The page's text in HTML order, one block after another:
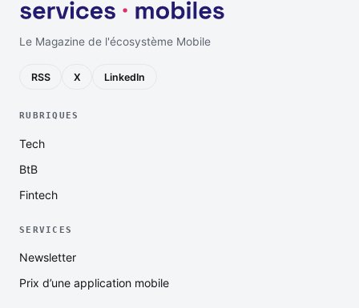
Le Magazine de l'écosystème Mobile
RSS X LinkedIn
RUBRIQUES
Tech
BtB
Fintech
SERVICES
Newsletter
Prix d’une application mobile